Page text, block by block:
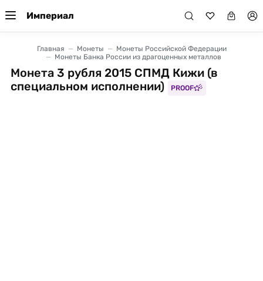
Империал
Главная Монеты
Монеты Российской Федерации
Монеты Банка России из драгоценных металлов
Монета 3 рубля 2015 СПМД Кижи (в
специальном исполнении)
PROOF